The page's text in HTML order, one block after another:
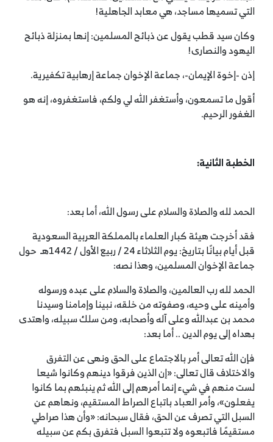
التي تسميها مساجد، هي معابد الجاهلية!
وكان سيد قطب يقول عن ذبائح المسلمين: إنها بمنزلة ذبائح
اليهود والنصارى!
إذن -إخوة الإيمان-، جماعة الإخوان جماعة إرهابية تكفيرية.
أقول ما تسمعون، وأستغفر الله لي ولكم، فاستغفروه، إنه هو
الغفور الرحيم.
الخطبة الثانية:
الحمد لله والصلاة والسلام على رسول الله، أما بعد:
فقد أخرجت هيئة كبار العلماء بالمملكة العربية السعودية
قبل أيام بيانًا بتاريخ: يوم الثلاثاء 24 / ربيع الأول / 1442هـ حول
جماعة الإخوان المسلمين، وهذا نصه:
الحمد لله رب العالمين، والصلاة والسلام على عبده ورسوله
وأمينه على وحيه، وصفوته من خلقه، نبينا وإمامنا وسيدنا
محمد بن عبدالله وعلى آله وأصحابه، ومن سلك سبيله، واهتدى
بهداه إلى يوم الدين .. أما بعد:
فإن الله تعالى أمر بالاجتماع على الحق ونهى عن التفرق
والاختلاف قال تعالى: «إن الذين فرقوا دينهم وكانوا شيعا
لست منهم في شيء إنما أمرهم إلى الله ثم ينبئهم بما كانوا
يفعلون»، وأمر العباد باتباع الصراط المستقيم، ونهاهم عن
السبل التي تصرف عن الحق، فقال سبحانه: «وأن هذا صراطي
مستقيمًا فاتبعوه ولا تتبعوا السبل فتفرق بكم عن سبيله